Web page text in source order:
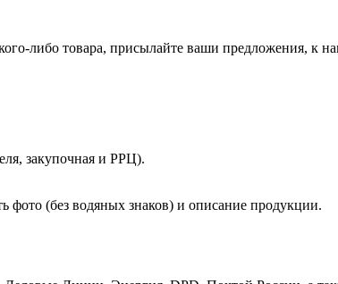
либо товара, присылайте ваши предложения, к
закупочная и РРЦ).
фото (без водяных знаков) и описание продукции.